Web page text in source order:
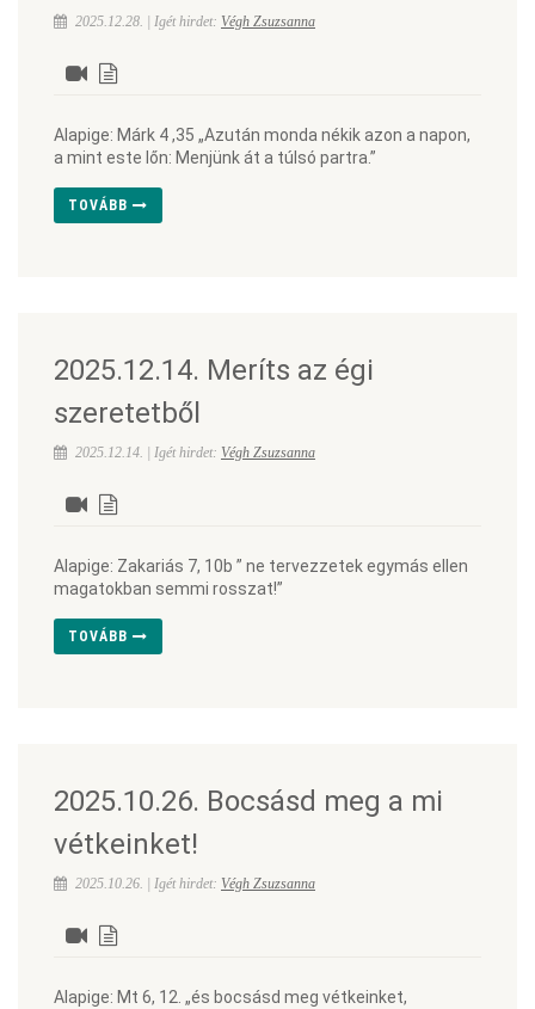
2025.12.28. | Igét hirdet: Végh Zsuzsanna
Alapige: Márk 4 ,35 „Azután monda nékik azon a napon,
a mint este lőn: Menjünk át a túlsó partra.”
TOVÁBB
2025.12.14. Meríts az égi
szeretetből
2025.12.14. | Igét hirdet: Végh Zsuzsanna
Alapige: Zakariás 7, 10b ” ne tervezzetek egymás ellen
magatokban semmi rosszat!”
TOVÁBB
2025.10.26. Bocsásd meg a mi
vétkeinket!
2025.10.26. | Igét hirdet: Végh Zsuzsanna
Alapige: Mt 6, 12. „és bocsásd meg vétkeinket,